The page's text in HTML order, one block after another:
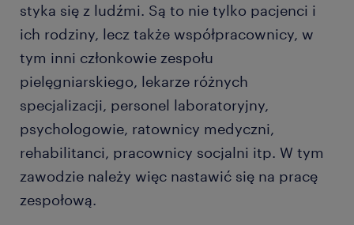
styka się z ludźmi. Są to nie tylko pacjenci i
ich rodziny, lecz także współpracownicy, w
tym inni członkowie zespołu
pielęgniarskiego, lekarze różnych
specjalizacji, personel laboratoryjny,
psychologowie, ratownicy medyczni,
rehabilitanci, pracownicy socjalni itp. W tym
zawodzie należy więc nastawić się na pracę
zespołową.